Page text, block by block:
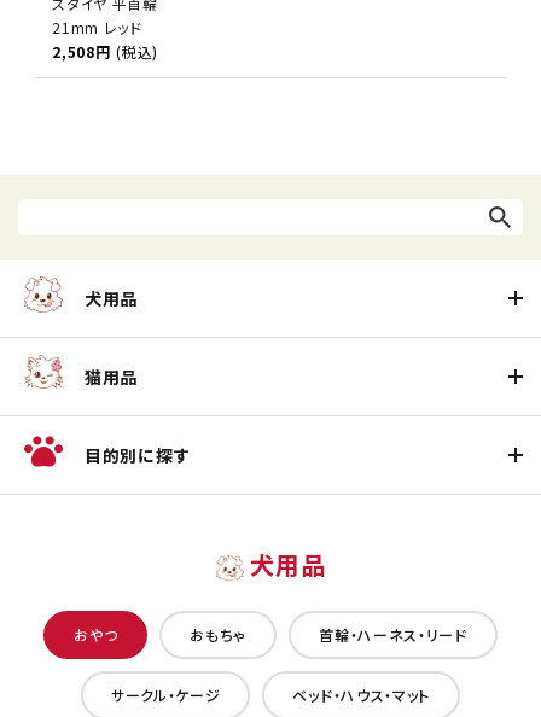
21mm レッド
2,508円 (税込)
犬用品
猫用品
目的別に探す
犬用品
おやつ おもちゃ 首輪・ハーネス・リード
サークル・ケージ ベッド・ハウス・マット